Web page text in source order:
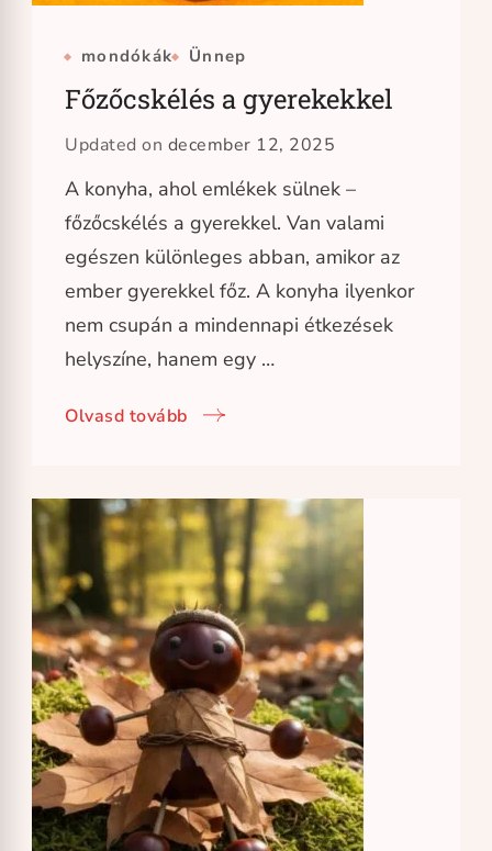
mondókák Ünnep
Főzőcskélés a gyerekekkel
Updated on december 12, 2025
A konyha, ahol emlékek sülnek –
főzőcskélés a gyerekkel. Van valami
egészen különleges abban, amikor az
ember gyerekkel főz. A konyha ilyenkor
nem csupán a mindennapi étkezések
helyszíne, hanem egy …
Olvasd tovább